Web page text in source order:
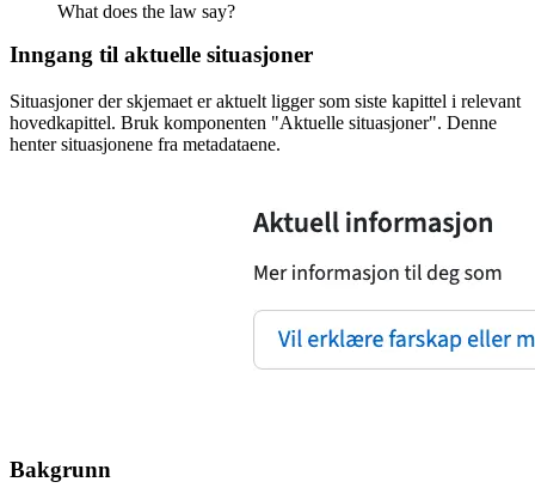
What does the law say?
Inngang til aktuelle situasjoner
Situasjoner der skjemaet er aktuelt ligger som siste kapittel i relevant
hovedkapittel. Bruk komponenten "Aktuelle situasjoner". Denne
henter situasjonene fra metadataene.
Bakgrunn